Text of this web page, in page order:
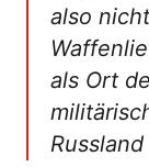
also
als Ort